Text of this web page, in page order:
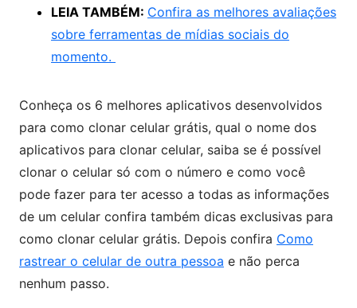
LEIA TAMBÉM: Confira as melhores avaliações
sobre ferramentas de mídias sociais do
momento.
Conheça os 6 melhores aplicativos desenvolvidos
para como clonar celular grátis, qual o nome dos
aplicativos para clonar celular, saiba se é possível
clonar o celular só com o número e como você
pode fazer para ter acesso a todas as informações
de um celular confira também dicas exclusivas para
como clonar celular grátis. Depois confira Como
rastrear o celular de outra pessoa e não perca
nenhum passo.